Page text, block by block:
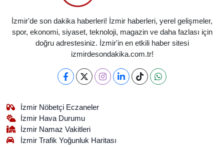
İzmir'de son dakika haberleri! İzmir haberleri, yerel gelişmeler,
spor, ekonomi, siyaset, teknoloji, magazin ve daha fazlası için
doğru adrestesiniz. İzmir'in en etkili haber sitesi
izmirdesondakika.com.tr!
İzmir Nöbetçi Eczaneler
İzmir Hava Durumu
İzmir Namaz Vakitleri
İzmir Trafik Yoğunluk Haritası